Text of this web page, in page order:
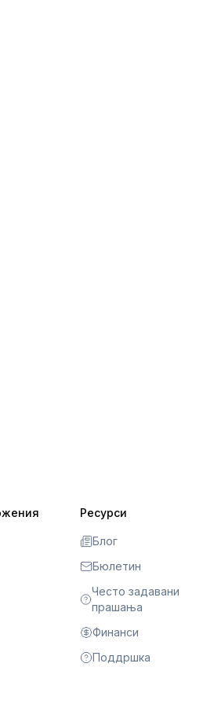
Ресурси
Блог
Бюлетин
Често задавани
прашања
Финанси
Поддршка